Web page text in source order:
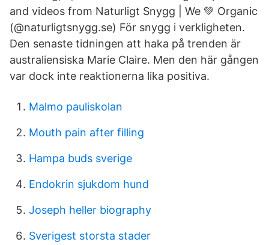
and videos from Naturligt Snygg | We 💚 Organic
(@naturligtsnygg.se) För snygg i verkligheten.
Den senaste tidningen att haka på trenden är
australiensiska Marie Claire. Men den här gången
var dock inte reaktionerna lika positiva.
Malmo pauliskolan
Mouth pain after filling
Hampa buds sverige
Endokrin sjukdom hund
Joseph heller biography
Sverigest storsta stader